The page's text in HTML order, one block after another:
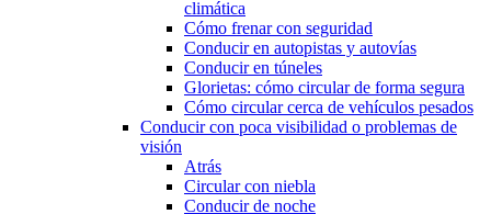
climática
Cómo frenar con seguridad
Conducir en autopistas y autovías
Conducir en túneles
Glorietas: cómo circular de forma segura
Cómo circular cerca de vehículos pesados
Conducir con poca visibilidad o problemas de
visión
Atrás
Circular con niebla
Conducir de noche